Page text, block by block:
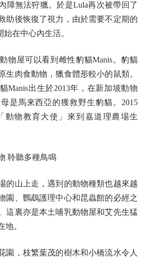
障無法狩獵。於是Lula再次被帶回了
助後恢復了視力，由於需要不定期的
在中心內生活。
屋可以看到雌性豹貓Manis。豹貓
生肉食動物，獵食體形較小的鼠類。
Manis出生於2013年，在新加坡動物
是馬來西亞的獲救野生豹貓。2015
動物教育大使」來到嘉道理農場生
聽多種鳥鳴
山上走，遇到的動物種類也越來越
園、鸚鵡護理中心和昆蟲館的必經之
這裏亦是本土哺乳動物屋和艾先生猛
地。
，枝繁葉茂的樹木和小橋流水令人